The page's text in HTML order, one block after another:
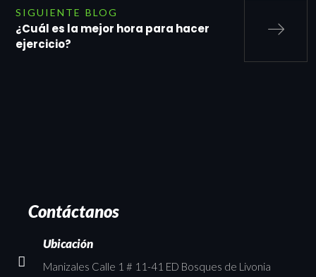
SIGUIENTE BLOG
¿Cuál es la mejor hora para hacer
ejercicio?
Contáctanos
Ubicación
Manizales Calle 1 # 11-41 ED Bosques de Livonia